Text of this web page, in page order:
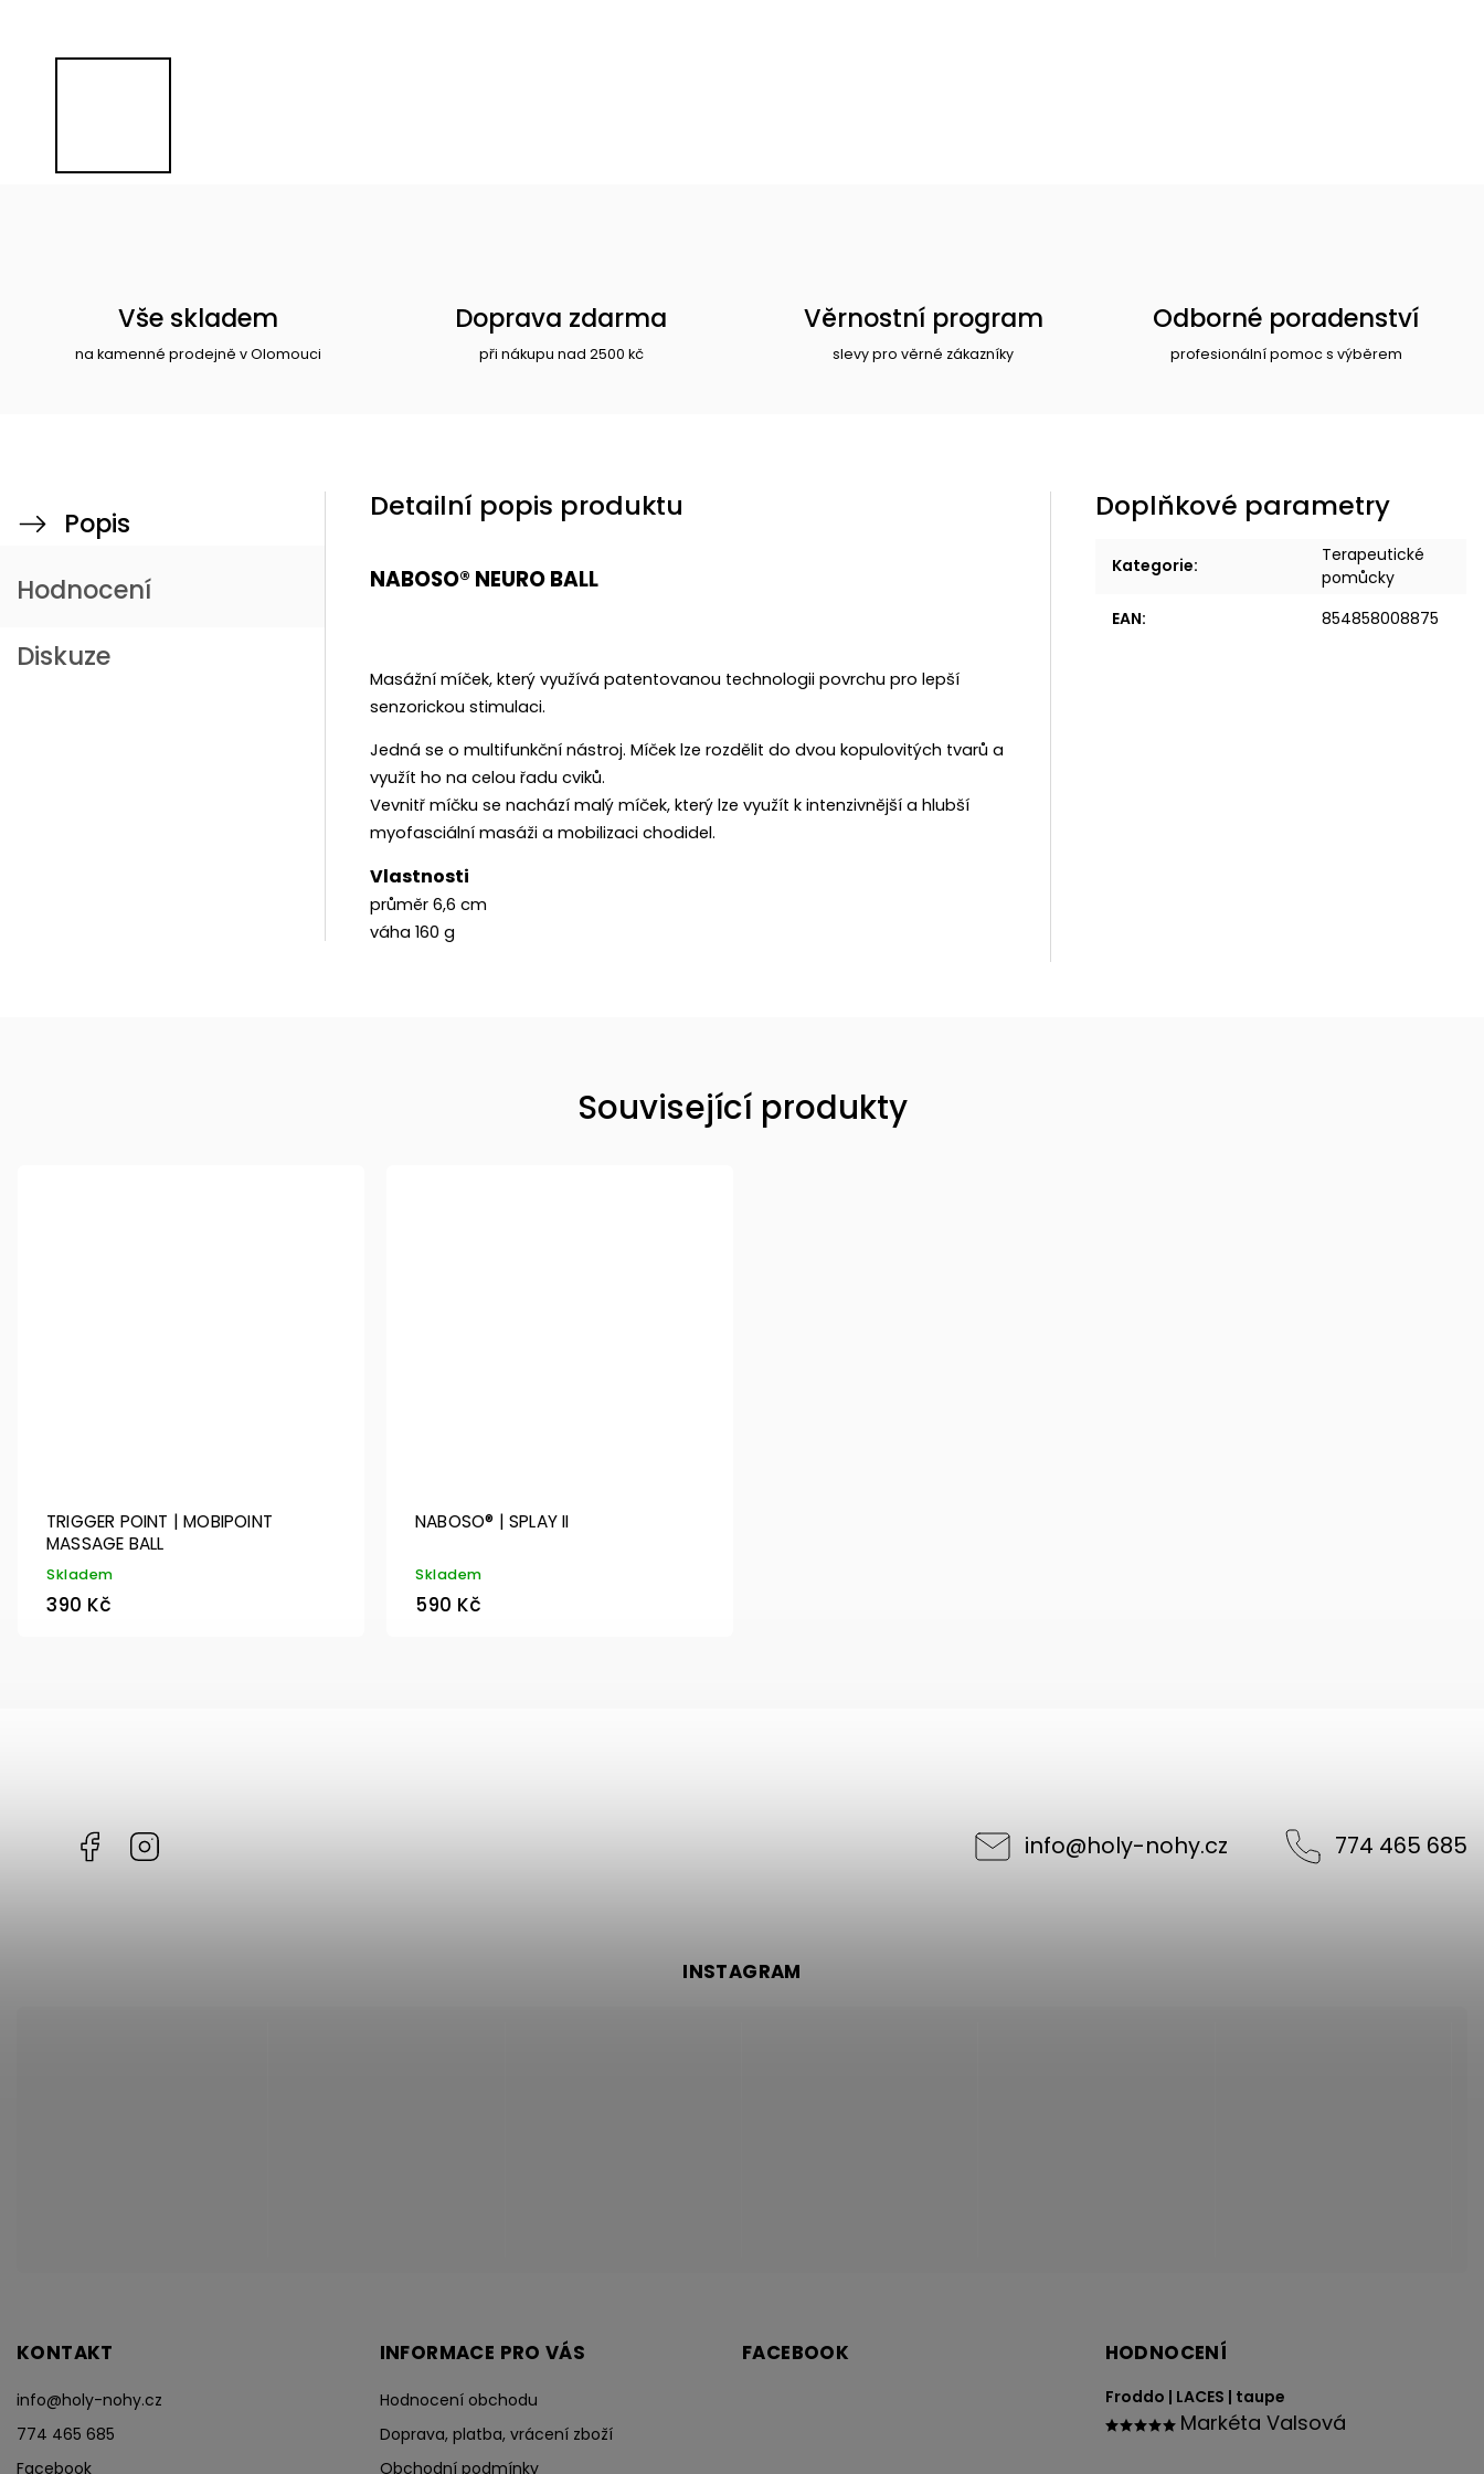
Vše skladem
na kamenné prodejně v Olomouci
Doprava zdarma
při nákupu nad 2500 kč
Věrnostní program
slevy pro věrné zákazníky
Odborné poradenství
profesionální pomoc s výběrem
Popis
Hodnocení
Diskuze
Detailní popis produktu
NABOSO® NEURO BALL
Masážní míček, který využívá patentovanou technologii povrchu pro lepší
senzorickou stimulaci.
Jedná se o multifunkční nástroj. Míček lze rozdělit do dvou kopulovitých tvarů a
využít ho na celou řadu cviků.
Vevnitř míčku se nachází malý míček, který lze využít k intenzivnější a hlubší
myofasciální masáži a mobilizaci chodidel.
Vlastnosti
průměr 6,6 cm
váha 160 g
Doplňkové parametry
Kategorie:
Terapeutické
pomůcky
EAN: 854858008875
Související produkty
TRIGGER POINT | MOBIPOINT
MASSAGE BALL
Skladem
390 Kč
NABOSO® | SPLAY II
Skladem
590 Kč
Facebook info@holy-nohy.cz 774 465 685
KONTAKT
info@holy-nohy.cz
774 465 685
Facebook
INFORMACE PRO VÁS
Hodnocení obchodu
Doprava, platba, vrácení zboží
Obchodní podmínky
FACEBOOK
INSTAGRAM
HODNOCENÍ
Froddo | LACES | taupe
Markéta Valsová